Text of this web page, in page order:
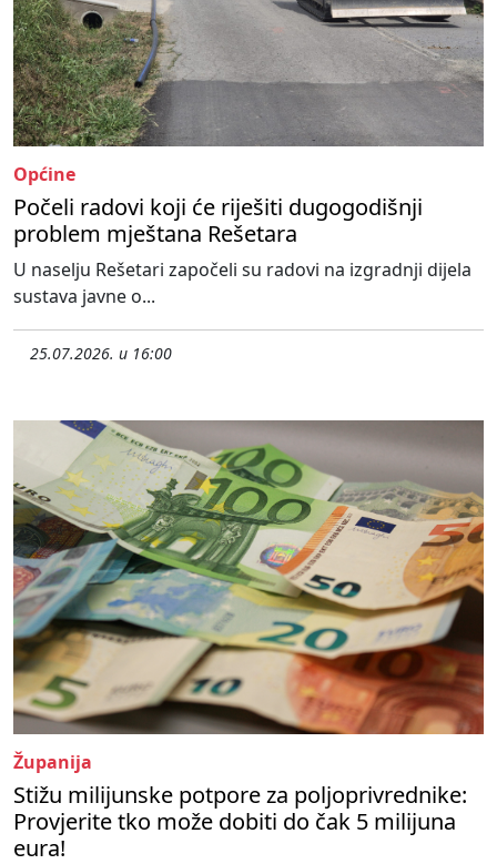
Općine
Počeli radovi koji će riješiti dugogodišnji
problem mještana Rešetara
U naselju Rešetari započeli su radovi na izgradnji dijela
sustava javne o...
25.07.2026. u 16:00
Županija
Stižu milijunske potpore za poljoprivrednike:
Provjerite tko može dobiti do čak 5 milijuna
eura!